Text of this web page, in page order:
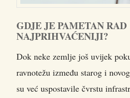
GDJE JE PAMETAN RAD
NAJPRIHVAĆENIJI?
Dok neke zemlje još uvijek
ravnotežu između starog i
su već uspostavile čvrstu